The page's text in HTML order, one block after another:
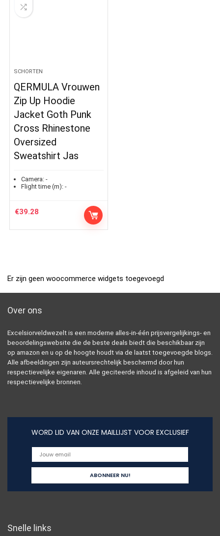
SCHORTEN
QERMULA Vrouwen
Zip Up Hoodie
Jacket Goth Punk
Cross Rhinestone
Oversized
Sweatshirt Jas
Camera: -
Flight time (m): -
€39.28
Er zijn geen woocommerce widgets toegevoegd
Over ons
Excelsiorveldwezelt is een moderne alles-in-één prijsvergelijkings- en
beoordelingswebsite die de beste deals biedt die beschikbaar zijn
op amazon en u op de hoogte houdt via de laatst toegevoegde blogs.
Alle afbeeldingen zijn auteursrechtelijk beschermd door hun
respectievelijke eigenaren. Alle geciteerde inhoud is afgeleid van hun
respectievelijke bronnen.
WORD LID VAN ONZE MAILLIJST VOOR EXCLUSIEF
Snelle links